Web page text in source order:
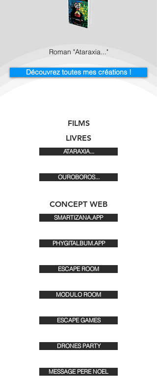
Roman "Ataraxia..."
Découvrez toutes mes créations !
FILMS
LIVRES
ATARAXIA...
OUROBOROS...
CONCEPT WEB
SMARTIZANA.APP
PHYGITALBUM.APP
ESCAPE ROOM
MODULO ROOM
ESCAPE GAMES
DRONES PARTY
MESSAGE PERE NOEL